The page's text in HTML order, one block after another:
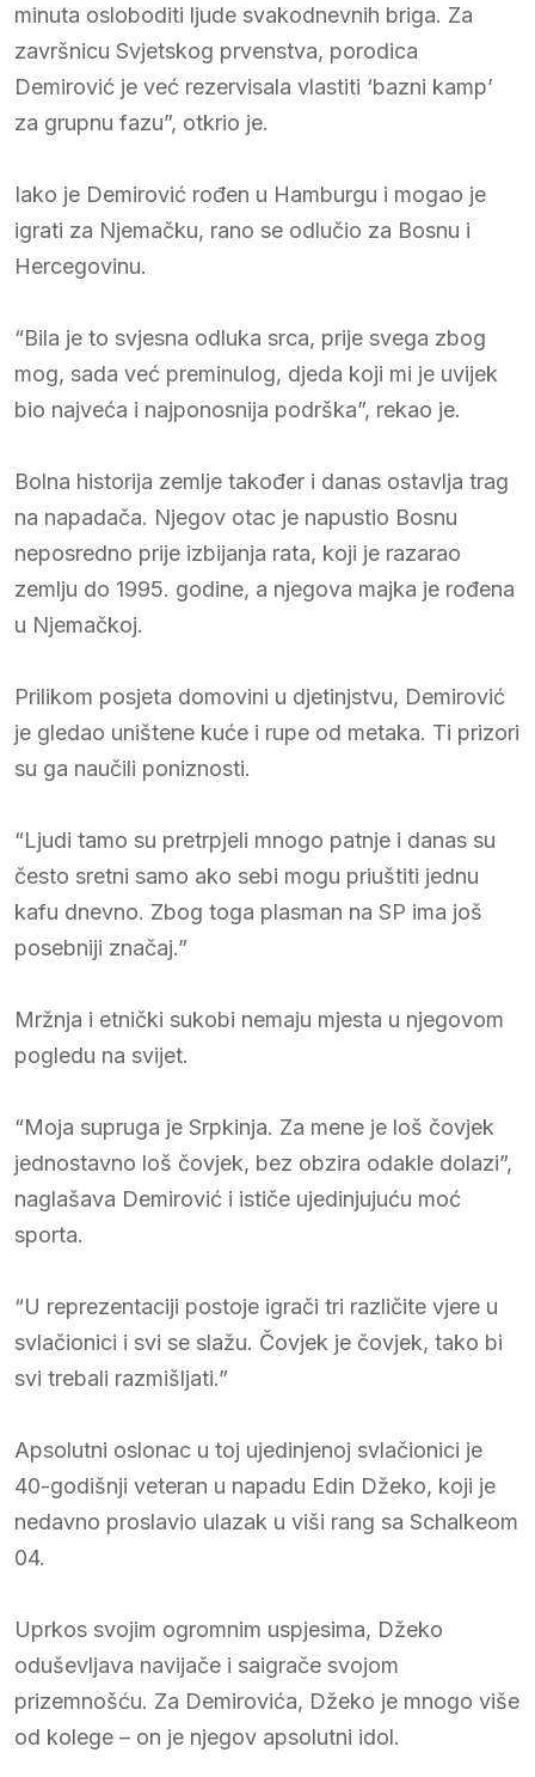
minuta osloboditi ljude svakodnevnih briga. Za
završnicu Svjetskog prvenstva, porodica
Demirović je već rezervisala vlastiti ‘bazni kamp’
za grupnu fazu”, otkrio je.
Iako je Demirović rođen u Hamburgu i mogao je
igrati za Njemačku, rano se odlučio za Bosnu i
Hercegovinu.
“Bila je to svjesna odluka srca, prije svega zbog
mog, sada već preminulog, djeda koji mi je uvijek
bio najveća i najponosnija podrška”, rekao je.
Bolna historija zemlje također i danas ostavlja trag
na napadača. Njegov otac je napustio Bosnu
neposredno prije izbijanja rata, koji je razarao
zemlju do 1995. godine, a njegova majka je rođena
u Njemačkoj.
Prilikom posjeta domovini u djetinjstvu, Demirović
je gledao uništene kuće i rupe od metaka. Ti prizori
su ga naučili poniznosti.
“Ljudi tamo su pretrpjeli mnogo patnje i danas su
često sretni samo ako sebi mogu priuštiti jednu
kafu dnevno. Zbog toga plasman na SP ima još
posebniji značaj.”
Mržnja i etnički sukobi nemaju mjesta u njegovom
pogledu na svijet.
“Moja supruga je Srpkinja. Za mene je loš čovjek
jednostavno loš čovjek, bez obzira odakle dolazi”,
naglašava Demirović i ističe ujedinjujuću moć
sporta.
“U reprezentaciji postoje igrači tri različite vjere u
svlačionici i svi se slažu. Čovjek je čovjek, tako bi
svi trebali razmišljati.”
Apsolutni oslonac u toj ujedinjenoj svlačionici je
40-godišnji veteran u napadu Edin Džeko, koji je
nedavno proslavio ulazak u viši rang sa Schalkeom
04.
Uprkos svojim ogromnim uspjesima, Džeko
oduševljava navijače i saigrače svojom
prizemnošću. Za Demirovića, Džeko je mnogo više
od kolege – on je njegov apsolutni idol.